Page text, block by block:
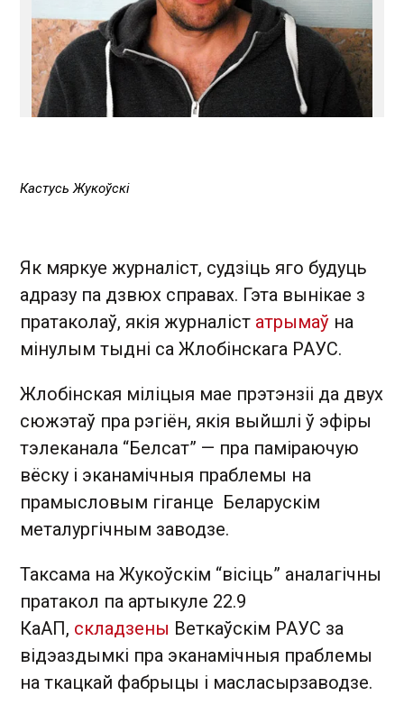
Кастусь Жукоўскі
Як мяркуе журналіст, судзіць яго будуць
адразу па дзвюх справах. Гэта вынікае з
пратаколаў, якія журналіст атрымаў на
мінулым тыдні са Жлобінскага РАУС.
Жлобінская міліцыя мае прэтэнзіі да двух
сюжэтаў пра рэгіён, якія выйшлі ў эфіры
тэлеканала “Белсат” — пра паміраючую
вёску і эканамічныя праблемы на
прамысловым гіганце Беларускім
металургічным заводзе.
Таксама на Жукоўскім “вісіць” аналагічны
пратакол па артыкуле 22.9
КаАП, складзены Веткаўскім РАУС за
відэаздымкі пра эканамічныя праблемы
на ткацкай фабрыцы і масласырзаводзе.